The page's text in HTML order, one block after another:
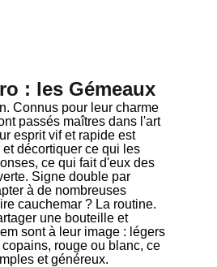
: les Gémeaux
Connus pour leur charme
passés maîtres dans l'art
esprit vif et rapide est
décortiquer ce qui les
ce qui fait d'eux des
Signe double par
à de nombreuses
cauchemar ? La routine.
une bouteille et
sont à leur image : légers
rouge ou blanc, ce
et généreux.